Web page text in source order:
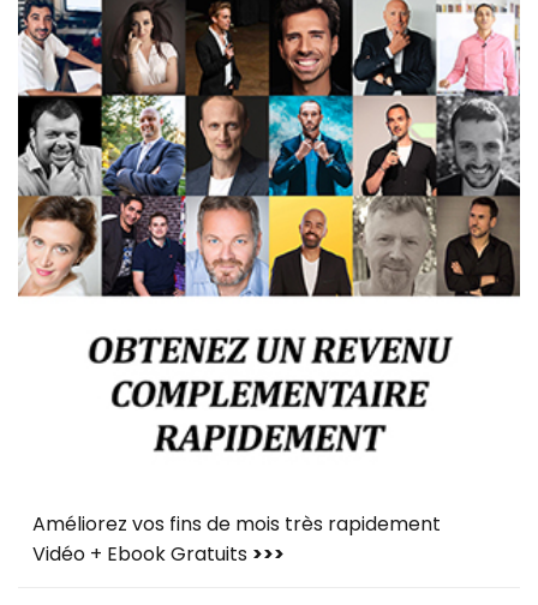
Améliorez vos fins de mois très rapidement
Vidéo + Ebook Gratuits >>>